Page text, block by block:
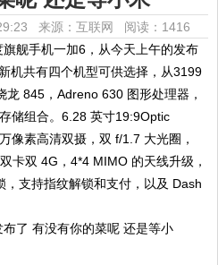
来源：互联网 阅读：1416
舰手机一加6，从今天上午的发布
机共有四个机型可供选择，从3199
845，Adreno 630 图形处理器，
储组合。6.28 英寸19:9Optic
像素高清双摄，双 f/1.7 大光圈，
卡双 4G，4*4 MIMO 的天线升级，
支持指纹解锁和支付，以及 Dash